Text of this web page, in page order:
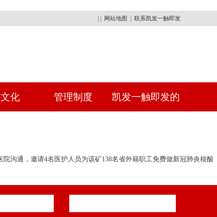
网站地图 联系凯发一触即发
化 管理制度 凯发一触即发的
通，邀请4名医护人员为该矿138名省外籍职工免费做新冠肺炎核酸